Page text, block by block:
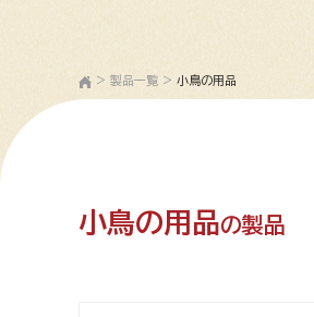
> 製品一覧 > 小鳥の用品
小鳥の用品の製品